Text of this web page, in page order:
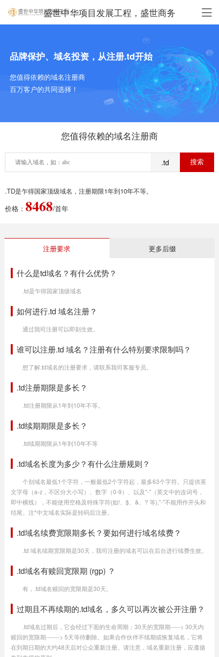
盛世中华项目发展工程，盛世商务
品牌保护、域名投资，从注册.td开始
您值得依赖的域名注册商
百万客户的共同选择！
您值得依赖的域名注册商
.td
.TD是乍得国家顶级域名，注册期限1年到10年不等。
价格： 8468/首年
注册要求 更多后缀
什么是td域名？有什么优势？
.td是乍得国家顶级域名
如何进行.td 域名注册？
通过我司注册可以即刻生效。
谁可以注册.td 域名？注册有什么特别要求限制吗？
想了解.td域名的注册要求，请联系我司客服专员。
.td注册期限是多长？
.td注册期限从1年到10年不等。
.td续期期限是多长？
.td续期期限从1年到10年不等
.td域名长度为多少？有什么注册规则？
个别域名最低1个字符，一般最低2个字符起，最多63个字符。只提供英
文字母（a-z，不区分大小写）、数字（0-9）、以及"-"（英文中的连词号，
即中横线），不能使用空格及特殊字符(如!、$、&、? 等),"-"不能用作开头和
结尾。注*中文域名实际是转码后注册。
.td域名续费宽限期多长？要如何进行域名续费？
.td 域名续期宽限期是30天，我司注册的域名可以在后台进行续费生效。
.td域名有赎回宽限期 (rgp) ？
有，.td域名赎回的宽限期是30天。
过期且不再续期的.td域名，多久可以再次被公开注册？
.td域名过期后，它会经过下面的生命周期：30天的宽限期-----> 30天内
赎回的宽限期-------> 5天等待删除。如果合作伙伴不续期或恢复域名，它将
在到期日期的大约48天后对公众重新注册。请注意，域名重新注册，应遵循